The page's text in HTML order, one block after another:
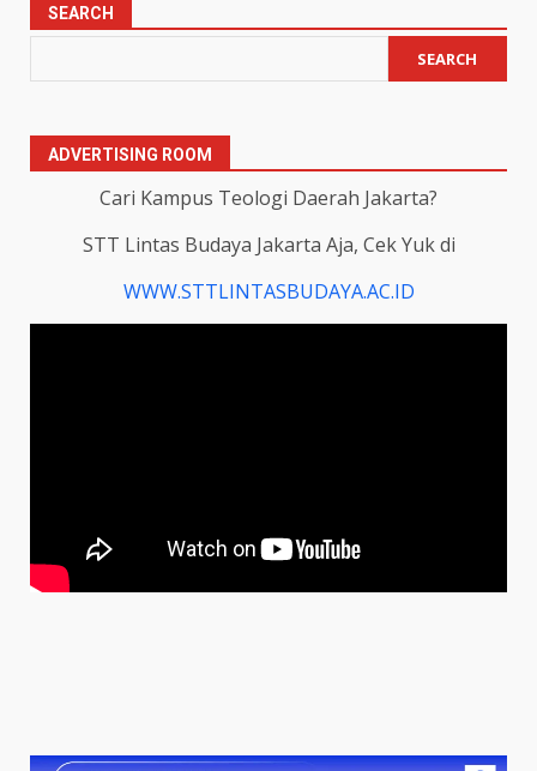
SEARCH
SEARCH
ADVERTISING ROOM
Cari Kampus Teologi Daerah Jakarta?
STT Lintas Budaya Jakarta Aja, Cek Yuk di
WWW.STTLINTASBUDAYA.AC.ID